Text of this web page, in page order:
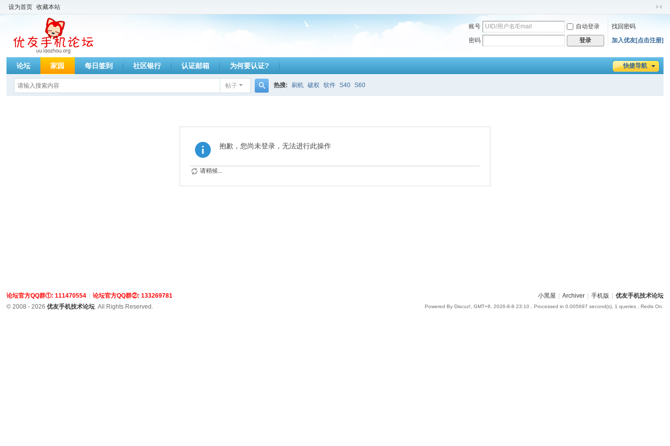
设为首页 收藏本站
切
窄
账号 自动登录
找回密码
密码
登录 加入优友[点击注册]
快捷导航
论坛 家园 每日签到 社区银行 认证邮箱 为何要认证?
帖子 热搜: 刷机 破权 软件 S40 S60
抱歉，您尚未登录，无法进行此操作
请稍候...
小黑屋 Archiver 手机版 优友手机技术论坛
Powered By Discuz!, GMT+8, 2026-8-8 23:10 , Processed in 0.005697 second(s), 1 queries , Redis On.
论坛官方QQ群①: 111470554
论坛官方QQ群②: 133269781
© 2008 - 2026优友手机技术论坛. All Rights Reserved.